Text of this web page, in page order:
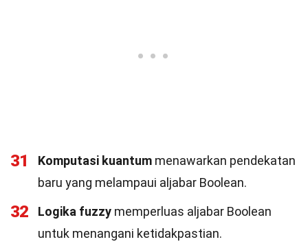
31 Komputasi kuantum menawarkan pendekatan
baru yang melampaui aljabar Boolean.
32 Logika fuzzy memperluas aljabar Boolean
untuk menangani ketidakpastian.